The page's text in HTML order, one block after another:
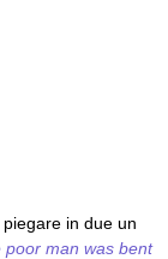
, piegare in due un
poor man was bent